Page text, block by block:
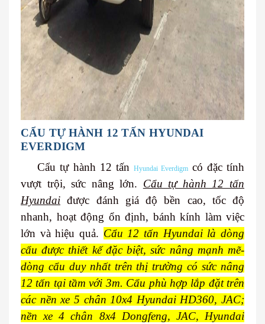
CẨU TỰ HÀNH 12 TẤN HYUNDAI
EVERDIGM
Cẩu tự hành 12 tấn Hyundai Everdigmcó đặc tính
vượt trội, sức nâng lớn. Cẩu tự hành 12 tấn
Hyundai được đánh giá độ bền cao, tốc độ
nhanh, hoạt động ổn định, bánh kính làm việc
lớn và hiệu quả. Cẩu 12 tấn Hyundai là dòng
cẩu được thiết kế đặc biệt, sức nâng mạnh mẽ-
dòng cẩu duy nhất trên thị trường có sức nâng
12 tấn tại tầm với 3m. Cẩu phù hợp lắp đặt trên
các nền xe 5 chân 10x4 Hyundai HD360, JAC;
nền xe 4 chân 8x4 Dongfeng, JAC, Hyundai